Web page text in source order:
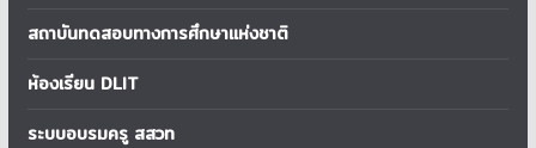
สถาบันทดสอบทางการศึกษาแห่งชาติ
ห้องเรียน DLIT
ระบบอบรมครู สสวท